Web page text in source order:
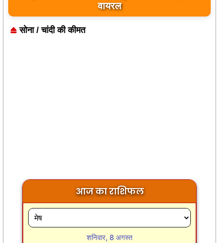
बयान पर भारत के केंद्रीय मंत्रियों की कड़ी प्रतिक्रिया
सोना / चांदी की कीमत
आज का राशिफल
शनिवार, 8 अगस्त